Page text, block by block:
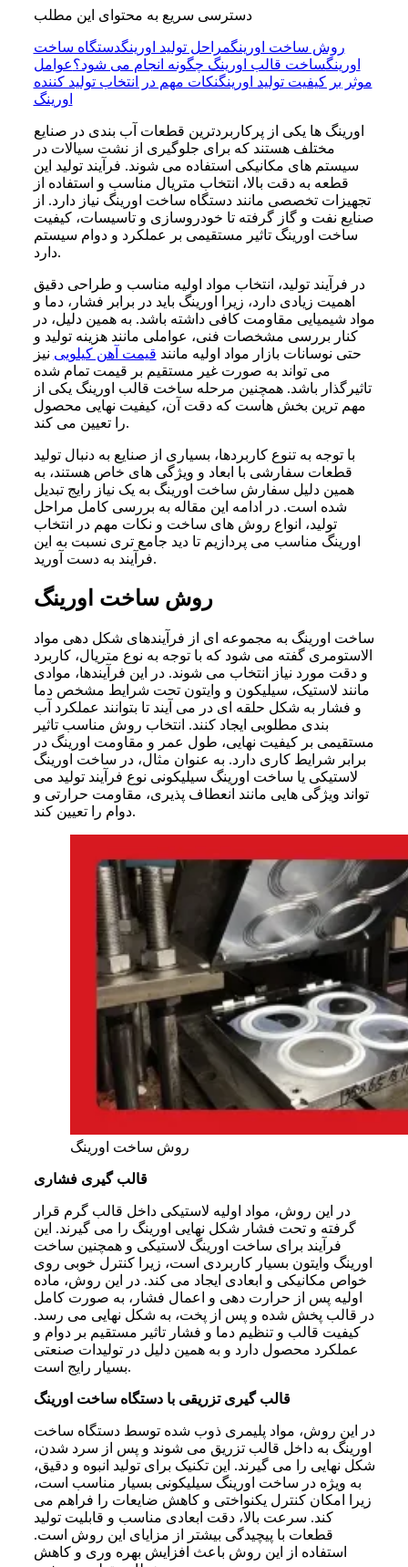
دسترسی سریع به محتوای این مطلب
روش ساخت اورینگمراحل تولید اورینگدستگاه ساخت
اورینگساخت قالب اورینگ چگونه انجام می شود؟عوامل
موثر بر کیفیت تولید اورینگنکات مهم در انتخاب تولید کننده
اورینگ
اورینگ ها یکی از پرکاربردترین قطعات آب بندی در صنایع
مختلف هستند که برای جلوگیری از نشت سیالات در
سیستم های مکانیکی استفاده می شوند. فرآیند تولید این
قطعه به دقت بالا، انتخاب متریال مناسب و استفاده از
تجهیزات تخصصی مانند دستگاه ساخت اورینگ نیاز دارد. از
صنایع نفت و گاز گرفته تا خودروسازی و تاسیسات، کیفیت
ساخت اورینگ تاثیر مستقیمی بر عملکرد و دوام سیستم
دارد.
در فرآیند تولید، انتخاب مواد اولیه مناسب و طراحی دقیق
اهمیت زیادی دارد، زیرا اورینگ باید در برابر فشار، دما و
مواد شیمیایی مقاومت کافی داشته باشد. به همین دلیل، در
کنار بررسی مشخصات فنی، عواملی مانند هزینه تولید و
حتی نوسانات بازار مواد اولیه مانند قیمت آهن کیلویی نیز
می تواند به صورت غیر مستقیم بر قیمت تمام شده
تاثیرگذار باشد. همچنین مرحله ساخت قالب اورینگ یکی از
مهم ترین بخش هاست که دقت آن، کیفیت نهایی محصول
را تعیین می کند.
با توجه به تنوع کاربردها، بسیاری از صنایع به دنبال تولید
قطعات سفارشی با ابعاد و ویژگی های خاص هستند، به
همین دلیل سفارش ساخت اورینگ به یک نیاز رایج تبدیل
شده است. در ادامه این مقاله به بررسی کامل مراحل
تولید، انواع روش های ساخت و نکات مهم در انتخاب
اورینگ مناسب می پردازیم تا دید جامع تری نسبت به این
فرآیند به دست آورید.
روش ساخت اورینگ
ساخت اورینگ به مجموعه ای از فرآیندهای شکل دهی مواد
الاستومری گفته می شود که با توجه به نوع متریال، کاربرد
و دقت مورد نیاز انتخاب می شوند. در این فرآیندها، موادی
مانند لاستیک، سیلیکون و وایتون تحت شرایط مشخص دما
و فشار به شکل حلقه ای در می آیند تا بتوانند عملکرد آب
بندی مطلوبی ایجاد کنند. انتخاب روش مناسب تاثیر
مستقیمی بر کیفیت نهایی، طول عمر و مقاومت اورینگ در
برابر شرایط کاری دارد. به عنوان مثال، در ساخت اورینگ
لاستیکی یا ساخت اورینگ سیلیکونی نوع فرآیند تولید می
تواند ویژگی هایی مانند انعطاف پذیری، مقاومت حرارتی و
دوام را تعیین کند.
روش ساخت اورینگ
قالب گیری فشاری
در این روش، مواد اولیه لاستیکی داخل قالب گرم قرار
گرفته و تحت فشار شکل نهایی اورینگ را می گیرند. این
فرآیند برای ساخت اورینگ لاستیکی و همچنین ساخت
اورینگ وایتون بسیار کاربردی است، زیرا کنترل خوبی روی
خواص مکانیکی و ابعادی ایجاد می کند. در این روش، ماده
اولیه پس از حرارت دهی و اعمال فشار، به صورت کامل
در قالب پخش شده و پس از پخت، به شکل نهایی می رسد.
کیفیت قالب و تنظیم دما و فشار تاثیر مستقیم بر دوام و
عملکرد محصول دارد و به همین دلیل در تولیدات صنعتی
بسیار رایج است.
قالب گیری تزریقی با دستگاه ساخت اورینگ
در این روش، مواد پلیمری ذوب شده توسط دستگاه ساخت
اورینگ به داخل قالب تزریق می شوند و پس از سرد شدن،
شکل نهایی را می گیرند. این تکنیک برای تولید انبوه و دقیق،
به ویژه در ساخت اورینگ سیلیکونی بسیار مناسب است،
زیرا امکان کنترل یکنواختی و کاهش ضایعات را فراهم می
کند. سرعت بالا، دقت ابعادی مناسب و قابلیت تولید
قطعات با پیچیدگی بیشتر از مزایای این روش است.
استفاده از این روش باعث افزایش بهره وری و کاهش